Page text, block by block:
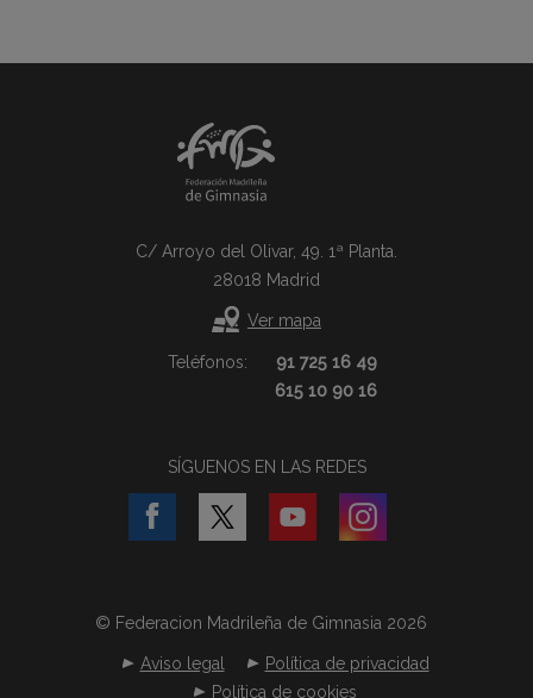
C/ Arroyo del Olivar, 49. 1ª Planta.
28018 Madrid
Ver mapa
Teléfonos:
91 725 16 49
615 10 90 16
SÍGUENOS EN LAS REDES
© Federacion Madrileña de Gimnasia 2026
Aviso legal
Política de privacidad
Política de cookies